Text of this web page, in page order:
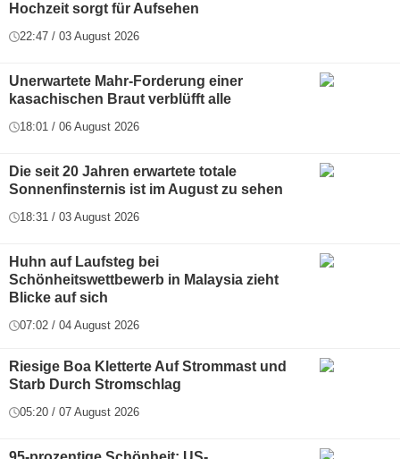
Hochzeit sorgt für Aufsehen
22:47 / 03 August 2026
Unerwartete Mahr-Forderung einer
kasachischen Braut verblüfft alle
18:01 / 06 August 2026
Die seit 20 Jahren erwartete totale
Sonnenfinsternis ist im August zu sehen
18:31 / 03 August 2026
Huhn auf Laufsteg bei
Schönheitswettbewerb in Malaysia zieht
Blicke auf sich
07:02 / 04 August 2026
Riesige Boa Kletterte Auf Strommast und
Starb Durch Stromschlag
05:20 / 07 August 2026